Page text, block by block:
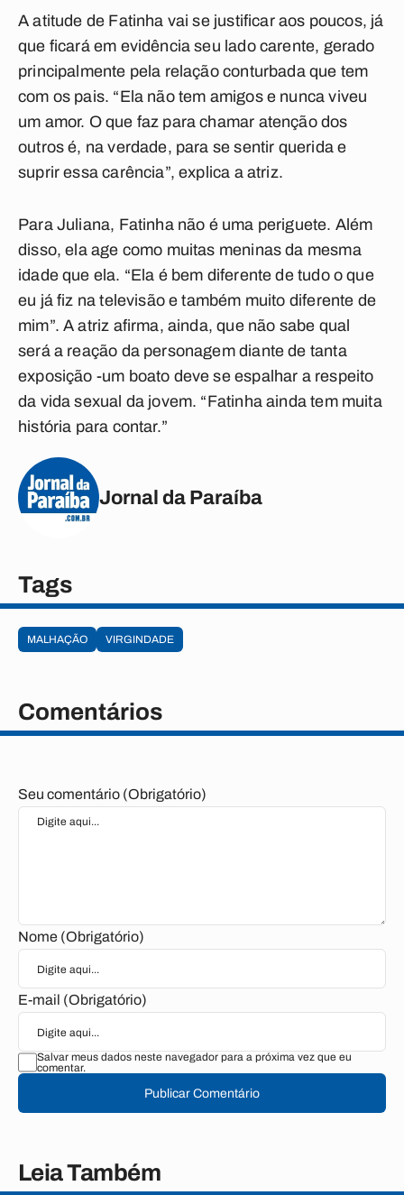
A atitude de Fatinha vai se justificar aos poucos, já
que ficará em evidência seu lado carente, gerado
principalmente pela relação conturbada que tem
com os pais. “Ela não tem amigos e nunca viveu
um amor. O que faz para chamar atenção dos
outros é, na verdade, para se sentir querida e
suprir essa carência”, explica a atriz.
Para Juliana, Fatinha não é uma periguete. Além
disso, ela age como muitas meninas da mesma
idade que ela. “Ela é bem diferente de tudo o que
eu já fiz na televisão e também muito diferente de
mim”. A atriz afirma, ainda, que não sabe qual
será a reação da personagem diante de tanta
exposição -um boato deve se espalhar a respeito
da vida sexual da jovem. “Fatinha ainda tem muita
história para contar.”
Jornal da Paraíba
Tags
MALHAÇÃO VIRGINDADE
Comentários
Seu comentário (Obrigatório)
Nome (Obrigatório)
E-mail (Obrigatório)
Salvar meus dados neste navegador para a próxima vez que eu
comentar.
Publicar Comentário
Leia Também